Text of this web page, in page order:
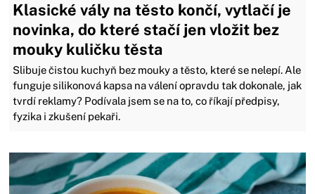
Klasické vály na těsto končí, vytlačí je
novinka, do které stačí jen vložit bez
mouky kuličku těsta
Slibuje čistou kuchyň bez mouky a těsto, které se nelepí. Ale
funguje silikonová kapsa na válení opravdu tak dokonale, jak
tvrdí reklamy? Podívala jsem se na to, co říkají předpisy,
fyzika i zkušení pekaři.